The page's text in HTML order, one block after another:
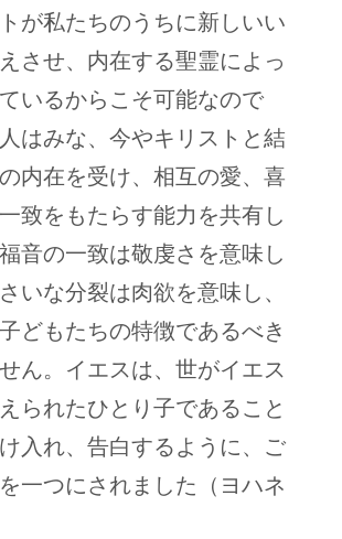
が私たちのうちに新しいい
させ、内在する聖霊によっ
いるからこそ可能なので
はみな、今やキリストと結
内在を受け、相互の愛、喜
致をもたらす能力を共有し
音の一致は敬虔さを意味し
いな分裂は肉欲を意味し、
どもたちの特徴であるべき
ん。イエスは、世がイエス
られたひとり子であること
入れ、告白するように、ご
一つにされました（ヨハネ